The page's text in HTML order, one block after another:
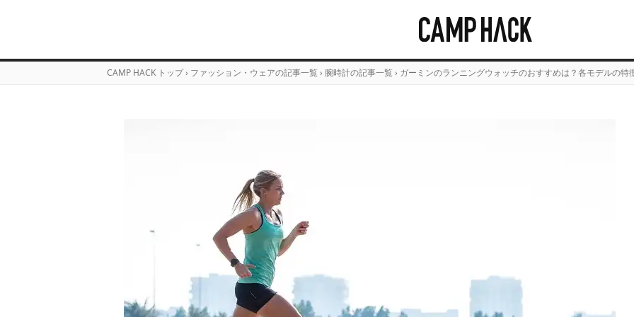
CAMP HACK トップ › ファッション・ウェアの記事一覧 › 腕時計の記事一覧 › ガーミンのランニングウォッチのおすすめは？各モデルの特